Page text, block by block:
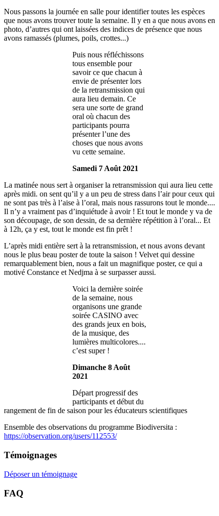
Nous passons la journée en salle pour identifier toutes les espèces
que nous avons trouver toute la semaine. Il y en a que nous avons en
photo, d’autres qui ont laissées des indices de présence que nous
avons ramassés (plumes, poils, crottes...)
Puis nous réfléchissons
tous ensemble pour
savoir ce que chacun à
envie de présenter lors
de la retransmission qui
aura lieu demain. Ce
sera une sorte de grand
oral où chacun des
participants pourra
présenter l’une des
choses que nous avons
vu cette semaine.
Samedi 7 Août 2021
La matinée nous sert à organiser la retransmission qui aura lieu cette
après midi. on sent qu’il y a un peu de stress dans l’air pour ceux qui
ne sont pas très à l’aise à l’oral, mais nous rassurons tout le monde....
Il n’y a vraiment pas d’inquiétude à avoir ! Et tout le monde y va de
son découpage, de son dessin, de sa dernière répétition à l’oral... Et
à 12h, ça y est, tout le monde est fin prêt !
L’après midi entière sert à la retransmission, et nous avons devant
nous le plus beau poster de toute la saison ! Velvet qui dessine
remarquablement bien, nous a fait un magnifique poster, ce qui a
motivé Constance et Nedjma à se surpasser aussi.
Voici la dernière soirée
de la semaine, nous
organisons une grande
soirée CASINO avec
des grands jeux en bois,
de la musique, des
lumières multicolores....
c’est super !
Dimanche 8 Août
2021
Départ progressif des
participants et début du
rangement de fin de saison pour les éducateurs scientifiques
Ensemble des observations du programme Biodiversita :
https://observation.org/users/112553/
Témoignages
Déposer un témoignage
FAQ